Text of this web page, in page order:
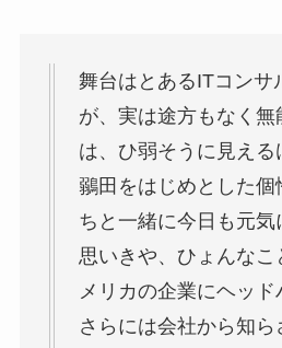
舞台はとあるITコンサ
が、実は途方もなく無
は、ひ弱そうに見える
鶸田をはじめとした個
ちと一緒に今日も元
思いきや、ひょんなこ
メリカの企業にヘッ
さらには会社から知